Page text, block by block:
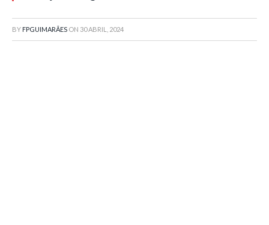
BY FPGUIMARÃES ON 30 ABRIL, 2024